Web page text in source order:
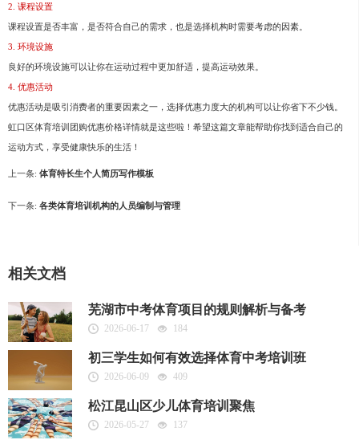
2. 课程设置
课程设置是否丰富，是否符合自己的需求，也是选择机构时需要考虑的因素。
3. 环境设施
良好的环境设施可以让你在运动过程中更加舒适，提高运动效果。
4. 优惠活动
优惠活动是吸引消费者的重要因素之一，选择优惠力度大的机构可以让你省下不少钱。
虹口区体育培训团购优惠价格详情就是这些啦！希望这篇文章能帮助你找到适合自己的
运动方式，享受健康快乐的生活！
上一条: 体育特长生个人简历写作模板
下一条: 各类体育培训机构的人员编制与管理
相关文档
芜湖市中考体育项目的规则解析与备考
2026-06-17 184
初三学生如何有效选择体育中考培训班
2026-06-09 409
松江昆山区少儿体育培训聚焦
2026-05-27 137